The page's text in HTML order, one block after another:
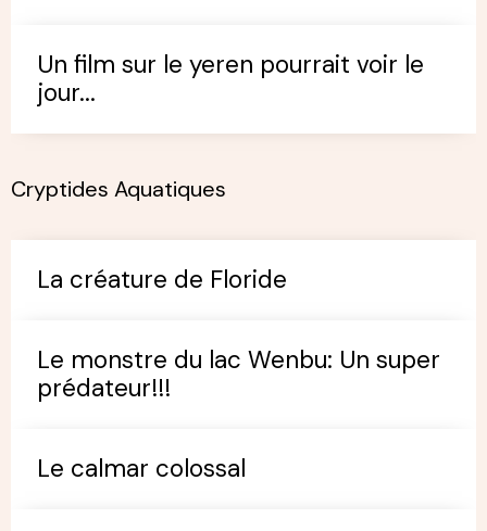
Un film sur le yeren pourrait voir le
jour...
Cryptides Aquatiques
La créature de Floride
Le monstre du lac Wenbu: Un super
prédateur!!!
Le calmar colossal